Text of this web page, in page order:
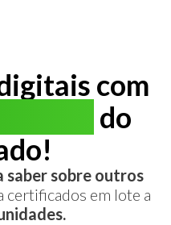
com
do
saber sobre outros
certificados em lote a